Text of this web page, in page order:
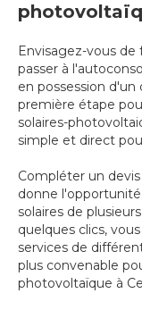
Envisagez-vous de
passer à
en possession
première étape
solaires-
simple et direct
Compléter un
donne
solaires de
quelques clics,
services de
plus convenable
photovoltaïque à